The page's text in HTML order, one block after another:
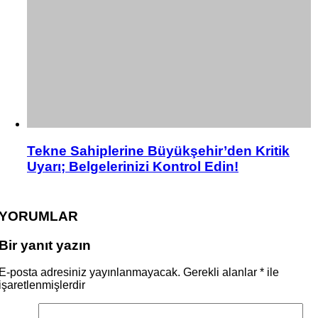
Tekne Sahiplerine Büyükşehir’den Kritik
Uyarı; Belgelerinizi Kontrol Edin!
yanıt yazın
posta adresiniz yayınlanmayacak. Gerekli alanlar * ile